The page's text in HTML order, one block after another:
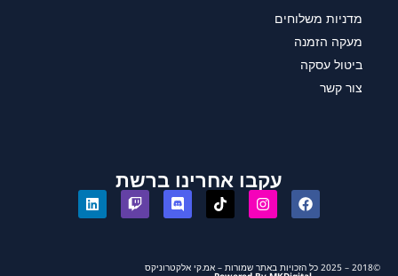
מדניות משלוחים
מעקה הזמנה
ביטול עסקה
צור קשר
עקבו אחרינו ברשת
©2018 – 2025 כל הזכויות באתר שמורות – אמ.קי אלקטרוניקס